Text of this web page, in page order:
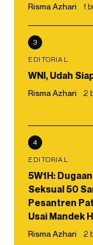
Risma Azhari 1
3
EDITORIAL
WNI, Udah
Risma Azhari 2
4
EDITORIAL
5W1H:
Seksual 50
Pesantren
Usai Mandek
Risma Azhari 2